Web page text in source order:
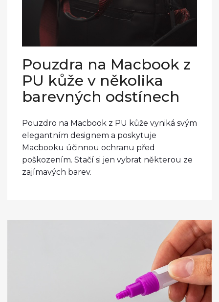
Pouzdra na Macbook z
PU kůže v několika
barevných odstínech
Pouzdro na Macbook z PU kůže vyniká svým
elegantním designem a poskytuje
Macbooku účinnou ochranu před
poškozením. Stačí si jen vybrat některou ze
zajímavých barev.